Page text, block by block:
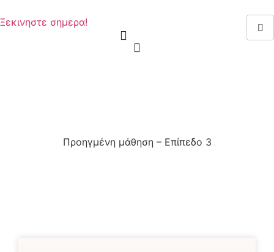
Ξεκινηστε σημερα!
Προηγμένη μάθηση – Επίπεδο 3